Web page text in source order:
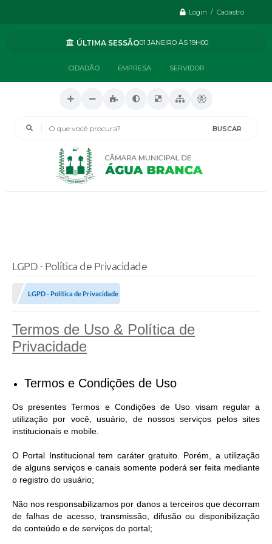
Login / Cadastro
O que você procura?
CIDADÃO EMPRESA SERVIDOR
ÚLTIMA SESSÃO01 JANEIRO 19H00
LGPD - Política de Privacidade
LGPD - Política de Privacidade
Termos de Uso & Política de
Privacidade
Termos e Condições de Uso
Os presentes Termos e Condições de Uso visam regular a
utilização por você, usuário, de nossos serviços pelos sites
institucionais e mobile.
O Portal Institucional tem caráter gratuito. Porém, a utilização
de alguns serviços e canais somente poderá ser feita mediante
o registro do usuário;
Não nos responsabilizamos por danos a terceiros que decorram
de falhas de acesso, transmissão, difusão ou disponibilização
de conteúdo e de serviços do portal;